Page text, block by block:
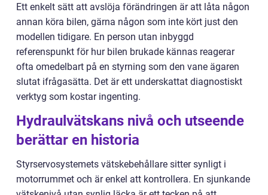
Ett enkelt sätt att avslöja förändringen är att låta någon
annan köra bilen, gärna någon som inte kört just den
modellen tidigare. En person utan inbyggd
referenspunkt för hur bilen brukade kännas reagerar
ofta omedelbart på en styrning som den vane ägaren
slutat ifrågasätta. Det är ett underskattat diagnostiskt
verktyg som kostar ingenting.
Hydraulvätskans nivå och utseende
berättar en historia
Styrservosystemets vätskebehållare sitter synligt i
motorrummet och är enkel att kontrollera. En sjunkande